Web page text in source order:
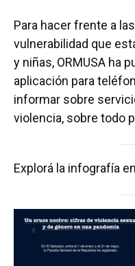
Para hacer frente a
vulnerabilidad que
y niñas, ORMUSA ha
aplicación para
informar sobre
violencia, sobre todo
Explorá la infografía